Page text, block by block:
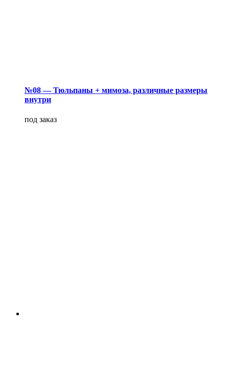
№08 — Тюльпаны + мимоза, различные размеры
внутри
под заказ